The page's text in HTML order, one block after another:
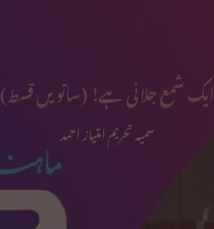
ایک شمع جلانی ہے! (ساتویں قسط)
سمیہ تحریم امتیاز احمد